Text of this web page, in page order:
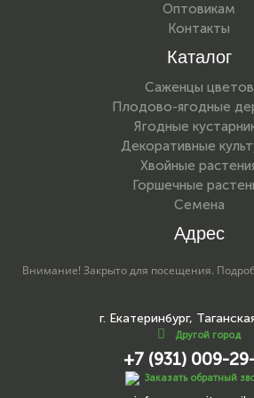
Оптовикам
Контакты
Каталог
Саженцы цветов
Плодово-ягодные
Ягодные
Декоративные
Хвойные
Горшечные
Семена
Адрес
Внимание! Закрыто для посещения.
г. Екатеринбург,
Другой город
+7 (931) 009-
Заказать обратный